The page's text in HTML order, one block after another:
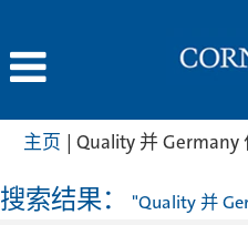
主页 | Quality 并 Germany
搜索结果： "Quality 并